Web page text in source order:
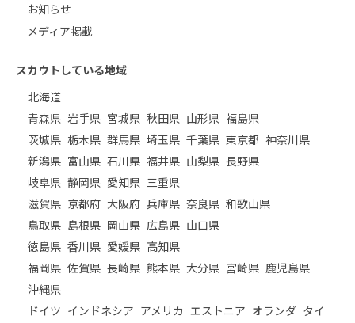
お知らせ
メディア掲載
スカウトしている地域
北海道
青森県 岩手県 宮城県 秋田県 山形県 福島県
茨城県 栃木県 群馬県 埼玉県 千葉県 東京都 神奈川県
新潟県 富山県 石川県 福井県 山梨県 長野県
岐阜県 静岡県 愛知県 三重県
滋賀県 京都府 大阪府 兵庫県 奈良県 和歌山県
鳥取県 島根県 岡山県 広島県 山口県
徳島県 香川県 愛媛県 高知県
福岡県 佐賀県 長崎県 熊本県 大分県 宮崎県 鹿児島県
沖縄県
ドイツ インドネシア アメリカ エストニア オランダ タイ